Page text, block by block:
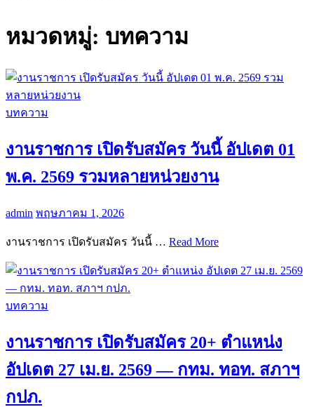
หมวดหมู่: บทความ
บทความ
งานราชการ เปิดรับสมัคร วันนี้ อัปเดต 01
พ.ค. 2569 รวมหลายหน่วยงาน
admin พฤษภาคม 1, 2026
งานราชการ เปิดรับสมัคร วันนี้ … Read More
บทความ
งานราชการ เปิดรับสมัคร 20+ ตำแหน่ง
อัปเดต 27 เม.ย. 2569 — กทม. ทอท. สภาฯ
กปภ.